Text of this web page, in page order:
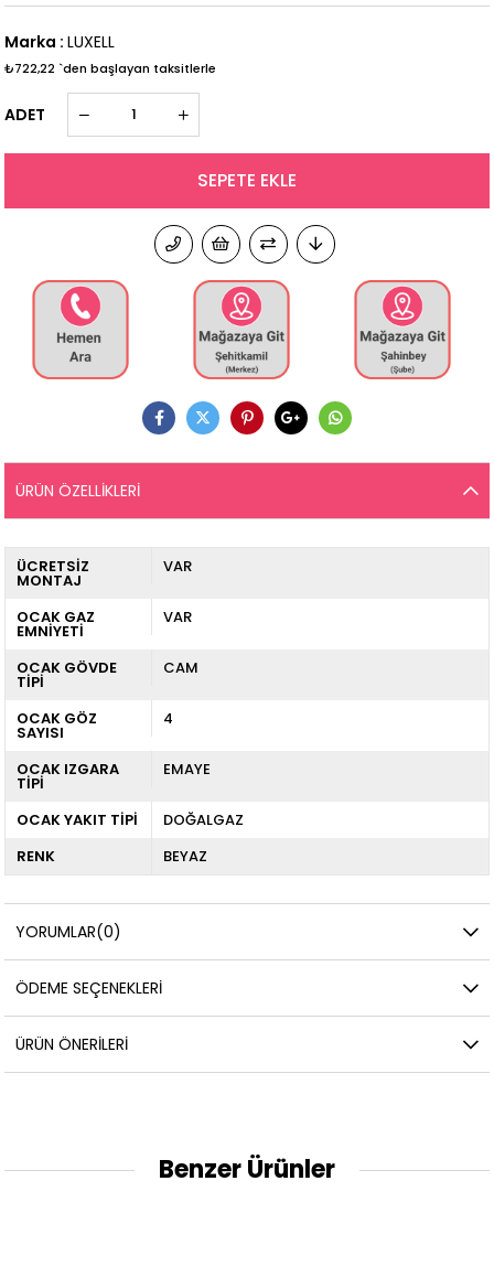
Marka : LUXELL
₺722,22 `den başlayan taksitlerle
ADET
ÜRÜN ÖZELLIKLERI
ÜCRETSİZ
MONTAJ
VAR
OCAK GAZ
EMNİYETİ
VAR
OCAK GÖVDE
TİPİ
CAM
OCAK GÖZ
SAYISI
4
OCAK IZGARA
TİPİ
EMAYE
OCAK YAKIT TİPİ
DOĞALGAZ
RENK
BEYAZ
YORUMLAR(0)
ÖDEME SEÇENEKLERI
ÜRÜN ÖNERILERI
Benzer Ürünler